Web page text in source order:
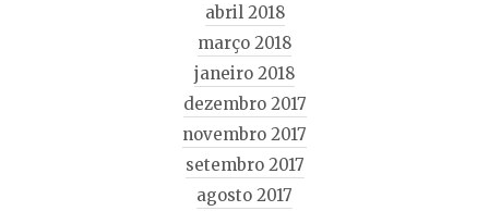
abril 2018
março 2018
janeiro 2018
dezembro 2017
novembro 2017
setembro 2017
agosto 2017